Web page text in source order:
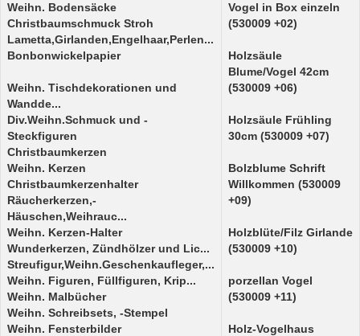
Weihn. Bodensäcke
Christbaumschmuck Stroh
Lametta,Girlanden,Engelhaar,Perlen...
Bonbonwickelpapier
Weihn. Tischdekorationen und
Wandde...
Div.Weihn.Schmuck und -
Steckfiguren
Christbaumkerzen
Weihn. Kerzen
Christbaumkerzenhalter
Räucherkerzen,-
Häuschen,Weihrauc...
Weihn. Kerzen-Halter
Wunderkerzen, Zündhölzer und Lic...
Streufigur,Weihn.Geschenkaufleger,...
Weihn. Figuren, Füllfiguren, Krip...
Weihn. Malbücher
Weihn. Schreibsets, -Stempel
Weihn. Fensterbilder
Vogel in Box einzeln
(530009 +02)
Holzsäule
Blume/Vogel 42cm
(530009 +06)
Holzsäule Frühling
30cm (530009 +07)
Bolzblume Schrift
Willkommen (530009
+09)
Holzblüte/Filz Girlande
(530009 +10)
porzellan Vogel
(530009 +11)
Holz-Vogelhaus